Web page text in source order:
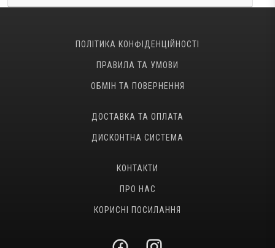
Намотки
ПОЛІТИКА КОНФІДЕНЦІЙНОСТІ
ПРАВИЛА ТА УМОВИ
ОБМІН ТА ПОВЕРНЕННЯ
ДОСТАВКА ТА ОПЛАТА
ДИСКОНТНА СИСТЕМА
КОНТАКТИ
ПРО НАС
КОРИСНІ ПОСИЛАННЯ